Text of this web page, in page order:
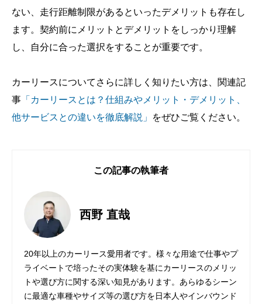
ない、走行距離制限があるといったデメリットも存在し
ます。契約前にメリットとデメリットをしっかり理解
し、自分に合った選択をすることが重要です。
カーリースについてさらに詳しく知りたい方は、関連記
事 「カーリースとは？仕組みやメリット・デメリット、
他サービスとの違いを徹底解説」
をぜひご覧ください。
この記事の執筆者
西野 直哉
20年以上のカーリース愛用者です。様々な用途で仕事やプ
ライベートで培ったその実体験を基にカーリースのメリッ
トや選び方に関する深い知見があります。あらゆるシーン
に最適な車種やサイズ等の選び方を日本人やインバウンド